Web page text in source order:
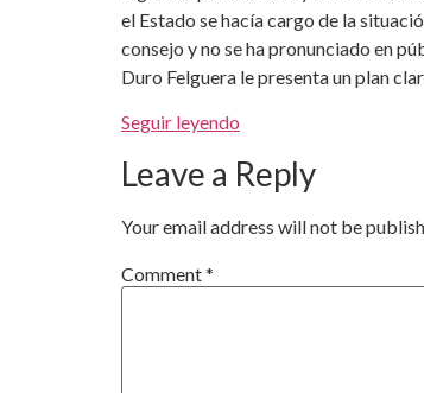
el Estado se hacía cargo de la
consejo y no se ha pronunciado en
Duro Felguera le presenta un plan
Seguir leyendo
Leave a Reply
Your email address will not be
Comment*